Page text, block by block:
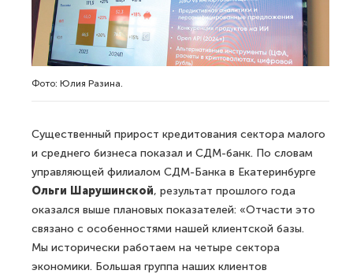
Фото: Юлия Разина.
Существенный прирост кредитования сектора малого
и среднего бизнеса показал и СДМ-банк. По словам
управляющей филиалом СДМ-Банка в Екатеринбурге
Ольги Шарушинской, результат прошлого года
оказался выше плановых показателей: «Отчасти это
связано с особенностями нашей клиентской базы.
Мы исторически работаем на четыре сектора
экономики. Большая группа наших клиентов